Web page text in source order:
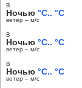
в
Ночью °C.. °C
ветер – м/c
в
Ночью °C.. °C
ветер – м/c
в
Ночью °C.. °C
ветер – м/c